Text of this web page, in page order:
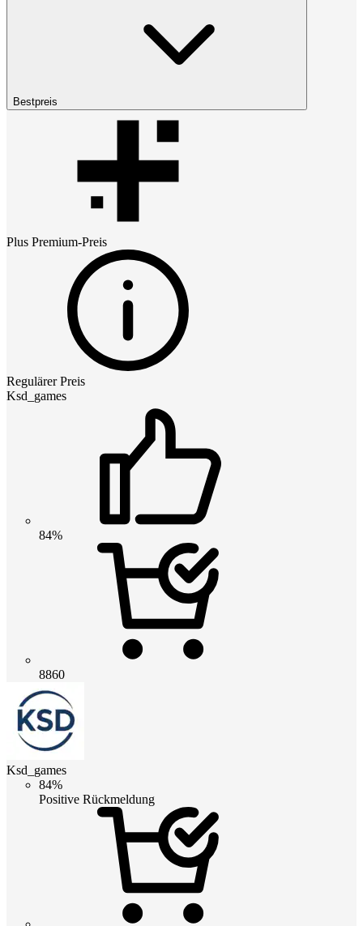
Bestpreis
Plus Premium-Preis
Regulärer Preis
Ksd_games
84%
8860
Ksd_games
84%
Positive Rückmeldung